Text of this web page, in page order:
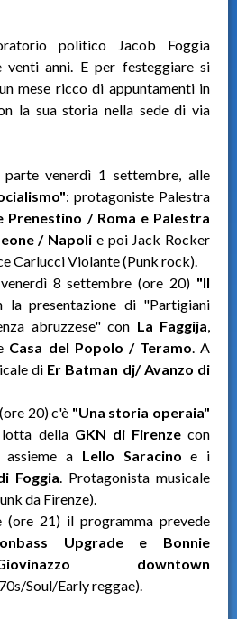
politico Jacob Foggia
venti anni. E per festeggiare si
mese ricco di appuntamenti in
la sua storia nella sede di via
parte venerdì 1 settembre, alle
: protagoniste Palestra
Prenestino / Roma e Palestra
/ Napoli e poi Jack Rocker
Carlucci Violante (Punk rock).
8 settembre (ore 20) "Il
la presentazione di "Partigiani
abruzzese" con La Faggija,
Casa del Popolo / Teramo. A
diEr Batman dj/ Avanzo di
20) c'è "Una storia operaia"
dellaGKN di Firenzecon
assieme a Lello Saracinoe i
Foggia. Protagonista musicale
da Firenze).
(ore 21) il programma prevede
Upgrade e Bonnie
downtown
Soul/Early reggae).